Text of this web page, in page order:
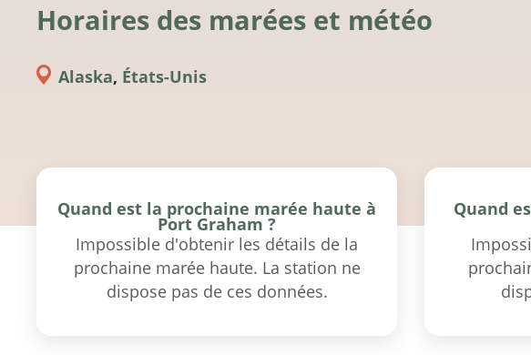
Horaires des marées et météo
Alaska, États-Unis
Quand est la prochaine marée haute à
Port Graham ?
Impossible d'obtenir les détails de la
prochaine marée haute. La station ne
dispose pas de ces données.
Quand